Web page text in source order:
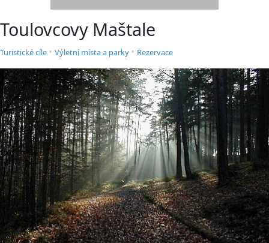
Toulovcovy Maštale
Turistické cíle • Výletní místa a parky • Rezervace